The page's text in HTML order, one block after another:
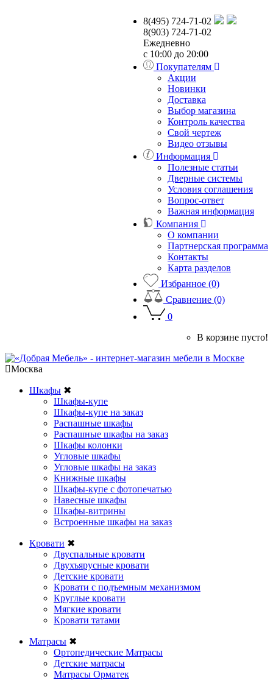
8(495) 724-71-02
8(903) 724-71-02
Ежедневно
с 10:00 до 20:00
Покупателям
Акции
Новинки
Доставка
Выбор магазина
Контроль качества
Свой чертеж
Видео отзывы
Информация
Полезные статьи
Дверные системы
Условия соглашения
Вопрос-ответ
Важная информация
Компания
О компании
Партнерская программа
Контакты
Карта разделов
Избранное (0)
Сравнение (0)
0
В корзине пусто!
Москва
Шкафы ✖
Шкафы-купе
Шкафы-купе на заказ
Распашные шкафы
Распашные шкафы на заказ
Шкафы колонки
Угловые шкафы
Угловые шкафы на заказ
Книжные шкафы
Шкафы-купе с фотопечатью
Навесные шкафы
Шкафы-витрины
Встроенные шкафы на заказ
Кровати ✖
Двуспальные кровати
Двухъярусные кровати
Детские кровати
Кровати с подъемным механизмом
Круглые кровати
Мягкие кровати
Кровати татами
Матрасы ✖
Ортопедические Матрасы
Детские матрасы
Матрасы Орматек